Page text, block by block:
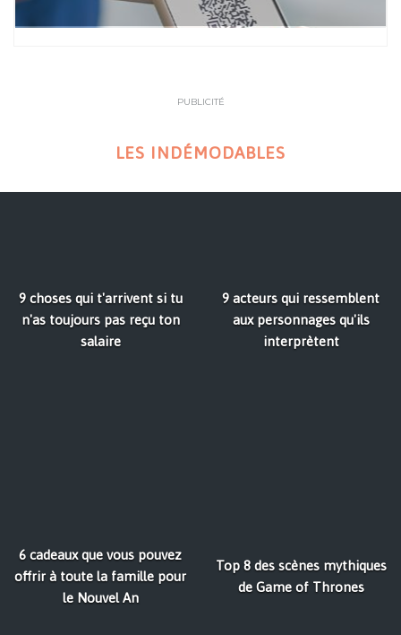
PUBLICITÉ
LES INDÉMODABLES
9 choses qui t'arrivent si tu
n'as toujours pas reçu ton
salaire
9 acteurs qui ressemblent
aux personnages qu'ils
interprètent
6 cadeaux que vous pouvez
offrir à toute la famille pour
le Nouvel An
Top 8 des scènes mythiques
de Game of Thrones